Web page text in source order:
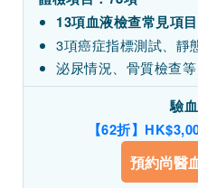
13項血液檢查常見項
3項癌症指標測試、靜
泌尿情況、骨質檢查等
驗
【62折】
預約尚醫